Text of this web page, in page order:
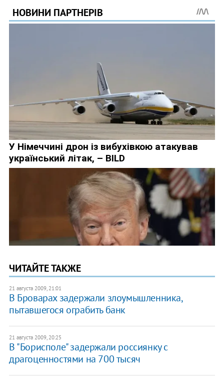
ЧИТАЙТЕ ТАКЖЕ
21 августа 2009, 21:01
В Броварах задержали злоумышленника,
пытавшегося ограбить банк
21 августа 2009, 20:25
В "Борисполе" задержали россиянку с
драгоценностями на 700 тысяч